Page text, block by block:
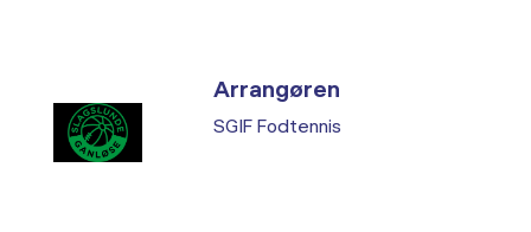
Arrangøren
SGIF Fodtennis